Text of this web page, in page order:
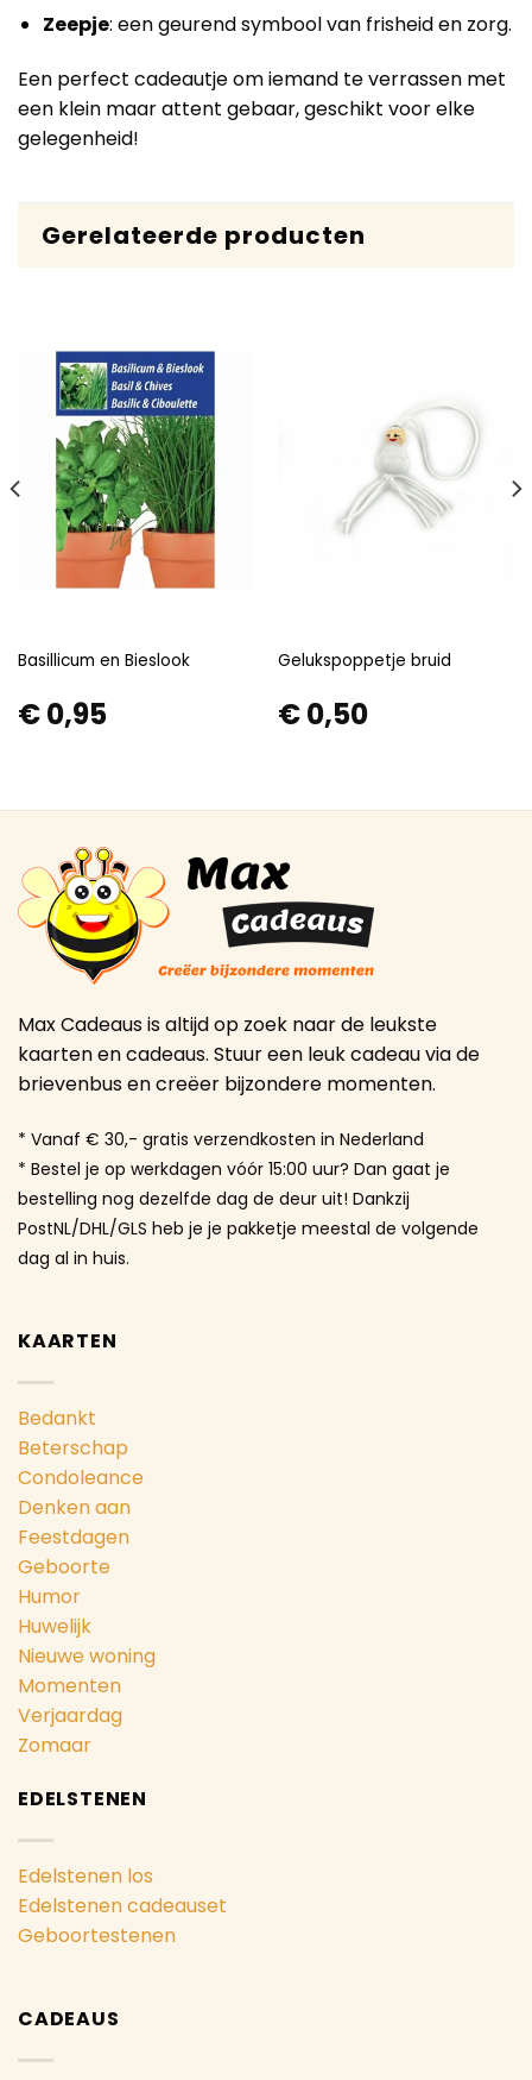
Zeepje: een geurend symbool van frisheid en zorg.
Een perfect cadeautje om iemand te verrassen met
een klein maar attent gebaar, geschikt voor elke
gelegenheid!
Gerelateerde producten
Basillicum en Bieslook
€0,95
Gelukspoppetje bruid
€0,50
Max Cadeaus is altijd op zoek naar de leukste
kaarten en cadeaus. Stuur een leuk cadeau via de
brievenbus en creëer bijzondere momenten.
* Vanaf € 30,- gratis verzendkosten in Nederland
* Bestel je op werkdagen vóór 15:00 uur? Dan gaat je
bestelling nog dezelfde dag de deur uit! Dankzij
PostNL/DHL/GLS heb je je pakketje meestal de volgende
dag al in huis.
KAARTEN
Bedankt
Beterschap
Condoleance
Denken aan
Feestdagen
Geboorte
Humor
Huwelijk
Nieuwe woning
Momenten
Verjaardag
Zomaar
EDELSTENEN
Edelstenen los
Edelstenen cadeauset
Geboortestenen
CADEAUS